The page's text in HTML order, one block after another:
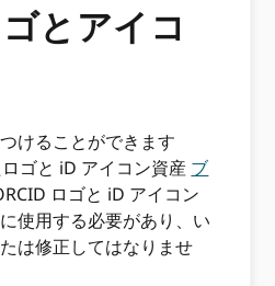
とアイコ
けることができます
ゴと iD アイコン資産 ブ
ロゴと iD アイコン
使用する必要があり、い
は修正してはなりませ